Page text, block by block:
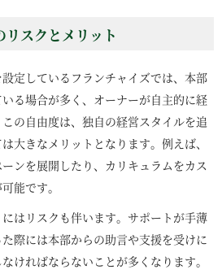
スクとメリット
定しているフランチャイズでは、本部
る場合が多く、オーナーが自主的に経
の自由度は、独自の経営スタイルを追
大きなメリットとなります。例えば、
ンを展開したり、カリキュラムをカス
能です。
はリスクも伴います。サポートが手薄
際には本部からの助言や支援を受けに
ければならないことが多くなります。